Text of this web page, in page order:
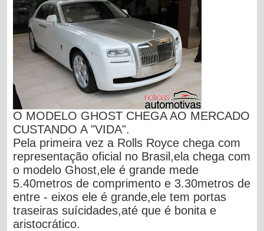
O MODELO GHOST CHEGA AO MERCADO
CUSTANDO A "VIDA".
Pela primeira vez a Rolls Royce chega com
representação oficial no Brasil,ela chega com
o modelo Ghost,ele é grande mede
5.40metros de comprimento e 3.30metros de
entre - eixos ele é grande,ele tem portas
traseiras suícidades,até que é bonita e
aristocrático.